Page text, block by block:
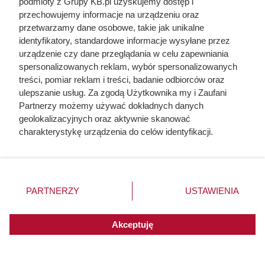
Odarci ze skóry, rozcięci piłą i przybici do krzyża
głową w dół. Mroczny i krwawy koniec uczniów
Chrystusa
przechowujemy informacje na urządzeniu oraz
przetwarzamy dane osobowe, takie jak unikalne
identyfikatory, standardowe informacje wysyłane przez
urządzenie czy dane przeglądania w celu zapewniania
spersonalizowanych reklam, wybór spersonalizowanych
treści, pomiar reklam i treści, badanie odbiorców oraz
ulepszanie usług. Za zgodą Użytkownika my i Zaufani
Partnerzy możemy używać dokładnych danych
geolokalizacyjnych oraz aktywnie skanować
charakterystykę urządzenia do celów identyfikacji.
zmienić/wycofać klikając przycisk ustawień prywatności
znajdujący się w lewym dolnym rogu strony. Niektóre
użytkownika, ale masz prawo sprzeciwić się takiemu
przetwarzaniu. Preferencje będą miały zastosowania do
PARTNERZY USTAWIENIA
Akceptuję